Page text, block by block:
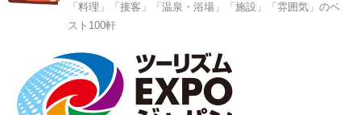
「料理」「接客」「温泉・浴場」「施設」「雰囲気」のベ
スト100軒